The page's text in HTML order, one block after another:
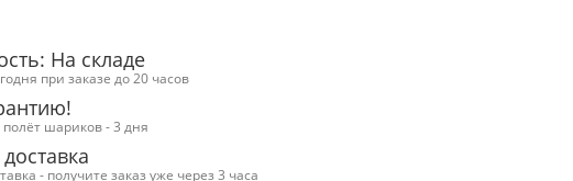
На складе
при заказе до 20 часов
шариков - 3 дня
- получите заказ уже через 3 часа